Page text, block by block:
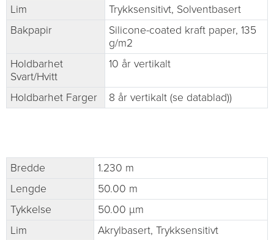
Lim
Trykksensitivt, Solventbasert
Bakpapir
Silicone-coated kraft paper, 135
g/m2
Holdbarhet
Svart/Hvitt
10 år vertikalt
Holdbarhet Farger 8 år vertikalt (se datablad))
Bredde
1.230 m
Lengde
50.00 m
Tykkelse
50.00 µm
Lim
Akrylbasert, Trykksensitivt